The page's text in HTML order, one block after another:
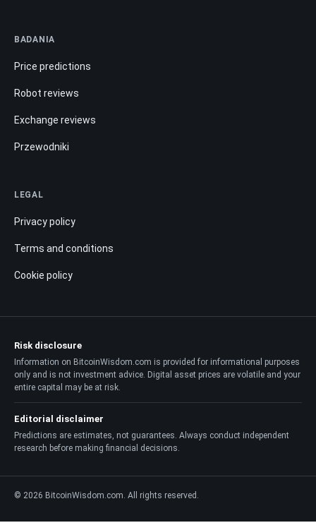
BADANIA
Price predictions
Robot reviews
Exchange reviews
Przewodniki
LEGAL
Privacy policy
Terms and conditions
Cookie policy
Risk disclosure
Information on BitcoinWisdom.com is provided for informational purposes
only and is not investment advice. Digital asset prices are volatile and your
entire capital may be at risk.
Editorial disclaimer
Predictions are estimates, not guarantees. Always conduct independent
research before making financial decisions.
© 2026 BitcoinWisdom.com. All rights reserved.